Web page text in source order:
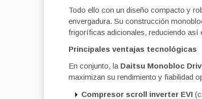
Todo ello con un diseño compacto y
envergadura. Su construcción
frigoríficas adicionales, reduciendo
Principales ventajas tecnológicas
En conjunto, la Daitsu Monobloc
maximizan su rendimiento y fiabilidad
Compresor scroll inverter EVI